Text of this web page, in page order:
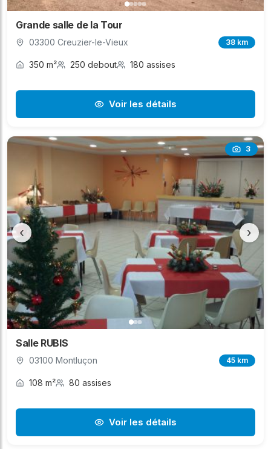
Grande salle de la Tour
03300 Creuzier-le-Vieux 38 km
350 m² 250 debout 180 assises
Voir les détails
3
‹ ›
Salle RUBIS
03100 Montluçon 45 km
108 m² 80 assises
Voir les détails